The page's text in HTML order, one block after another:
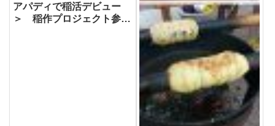
アパディで稲活デビュー
＞ 稲作プロジェクト参加